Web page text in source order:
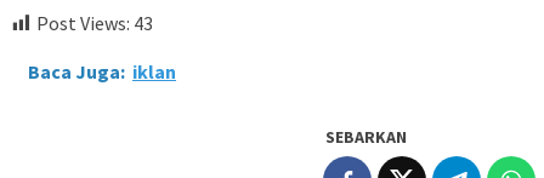
Post Views: 43
Baca Juga: iklan
SEBARKAN